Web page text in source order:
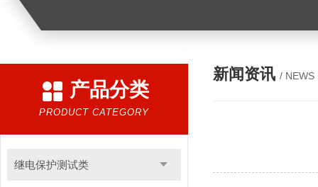
产品分类
PRODUCT CATEGORY
继电保护测试类
新闻资讯 / NEWS